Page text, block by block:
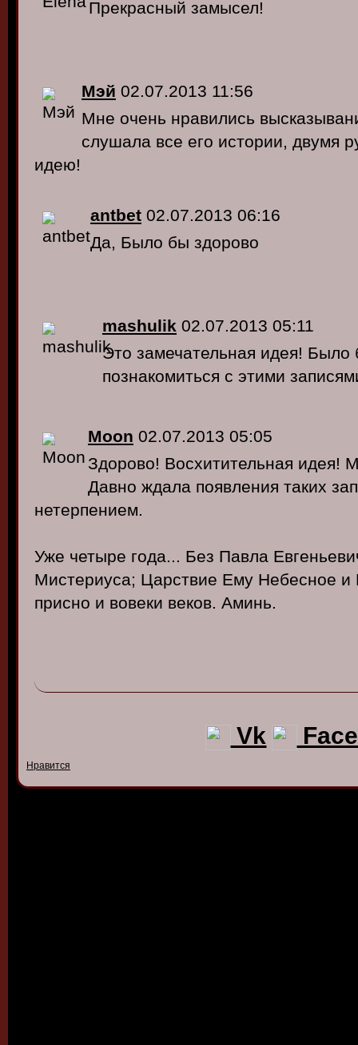
Прекрасный замысел!
Мэй 02.07.2013 11:56
Мне очень нравились
слушала все его истории, двумя
идею!
antbet 02.07.2013 06:16
Да, Было бы здорово
mashulik 02.07.2013 05:11
Это замечательная идея! Было
познакомиться с этими
Moon 02.07.2013 05:05
Здорово! Восхитительная идея!
Давно ждала появления таких
нетерпением.
Уже четыре года... Без Павла
Мистериуса; Царствие Ему Небесное
присно и вовеки веков. Аминь.
Vk
Нравится